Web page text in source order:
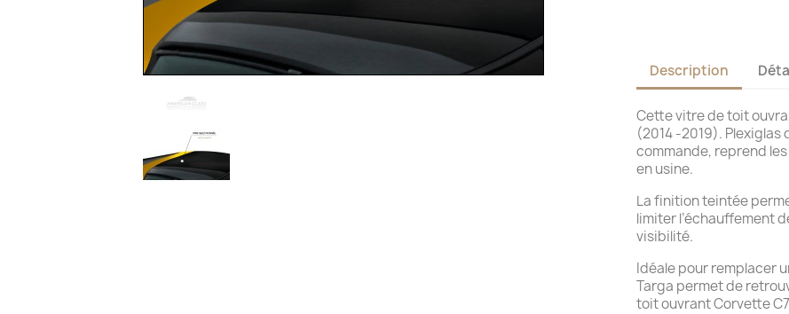
Description
Cette vitre de toit
(2014 -2019). Plexiglas
commande, reprend
en usine.
La finition teintée
limiter l’échauffement
visibilité.
Idéale pour remplacer
Targa permet de
toit ouvrant Corvette